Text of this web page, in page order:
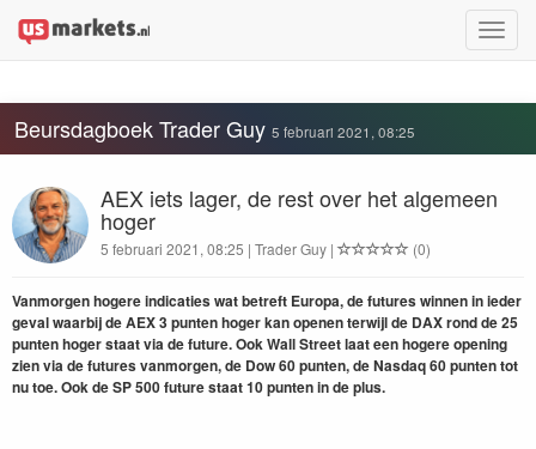
Toggle
Beursdagboek Trader Guy 5 februari 2021, 08:25
AEX iets lager, de rest over het algemeen
hoger
5 februari 2021, 08:25 | Trader Guy | (0)
Vanmorgen hogere indicaties wat betreft Europa, de futures winnen in ieder
geval waarbij de AEX 3 punten hoger kan openen terwijl de DAX rond de 25
punten hoger staat via de future. Ook Wall Street laat een hogere opening
zien via de futures vanmorgen, de Dow 60 punten, de Nasdaq 60 punten tot
nu toe. Ook de SP 500 future staat 10 punten in de plus.